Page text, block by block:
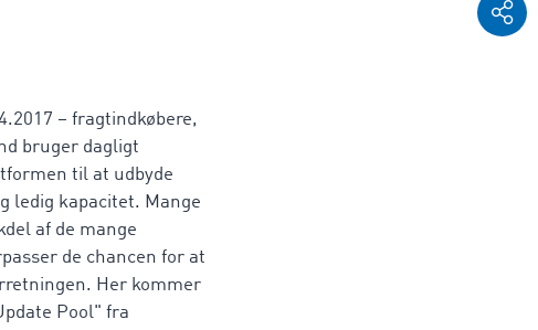
– fragtindkøbere,
bruger dagligt
til at udbyde
ledig kapacitet. Mange
af de mange
de chancen for at
Her kommer
Pool" fra